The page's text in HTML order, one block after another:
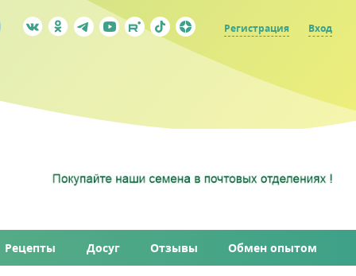
Регистрация Вход
Рецепты Досуг Отзывы Обмен опытом